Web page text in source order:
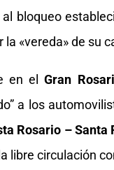
bloqueo
«vereda» de su
en elGran
a los
Rosario – Santa
libre circulación